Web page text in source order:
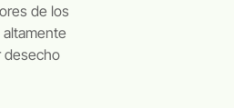
de los
desecho